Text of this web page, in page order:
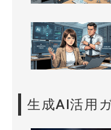
生成AI活用